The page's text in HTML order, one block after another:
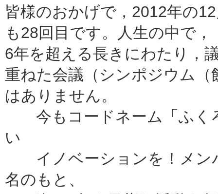
皆様のおかげで，2012年の
も28回目です。人生の中で，
6年を超える長きにわたり，
重ねた会議（シンポジウム（
はありません。
今もコードネーム「ふく
い
イノベーションを！メン
名のも と、